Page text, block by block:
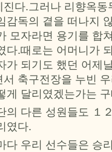
진다.그러나 리향옥
감독의 곁을 떠나지
모자라면 용기를 합
다.때로는 어머니가
가 되기도 했던 어제
서 축구전장을 누빈
게 달리였겠는가는
의 다른 성원들도 １
였다.
다 우리 선수들은 승